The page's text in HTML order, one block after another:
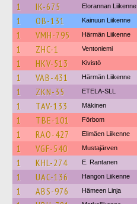
1 IK-675 Elorannan Liikenne
1 OB-131 Kainuun Liikenne
1 VMH-795 Härmän Liikenne
1 ZHC-1 Ventoniemi
1 HKV-513 Kivistö
1 VAB-431 Härmän Liikenne
1 ZKN-35 ETELA-SLL
1 TAV-133 Mäkinen
1 TBE-101 Förbom
1 RAO-427 Elimäen Liikenne
1 VGF-540 Mustajärven
1 KHL-274 E. Rantanen
1 UAC-136 Hangon Liikenne
1 ABS-976 Hämeen Linja